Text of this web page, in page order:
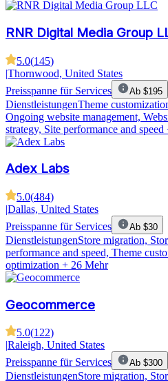
RNR Digital Media Group
5.0(145)
|Thornwood, United States
Preisspanne für Services
Ab $195
DienstleistungenTheme
Ongoing website management,
strategy, Site performance and speed
Adex Labs
5.0(484)
|Dallas, United States
Preisspanne für Services
Ab $30
DienstleistungenStore migration,
performance and speed, Theme
optimization + 26 Mehr
Geocommerce
5.0(122)
|Raleigh, United States
Preisspanne für Services
Ab $300
DienstleistungenStore migration,